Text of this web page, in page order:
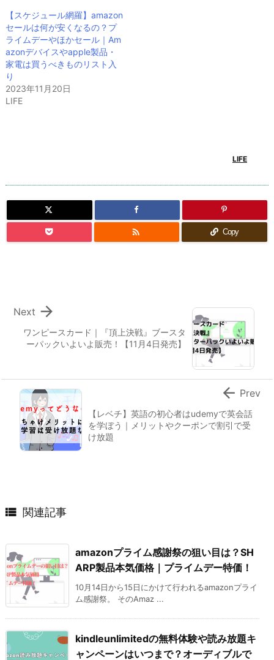
【スケジュール網羅】amazon
セールは何が安くなるの？プ
ライムデーやほかセール｜Am
azonデバイスやapple製品・
家電は買うべきものリスト入
り
2023年11月20日
LIFE
LIFE
 Copy
ワンピースカード｜『頂上決戦』ブースタ
ーパックいよいよ販売！【11月4日発売】

Next
【レベチ】英語の初心者はudemyで英会話
を学ぼう｜メリットやクーポンで割引で受
け放題
 Prev
 関連記事
amazonプライム感謝祭の狙い目は？SH
ARP製品本気価格｜プライムデー特価！
10月14日から15日にかけて行われるamazonプライ
ム感謝祭。 そのAmaz ...
kindleunlimitedの無料体験や読み放題キ
ャンペーンはいつまで？オーディブルで